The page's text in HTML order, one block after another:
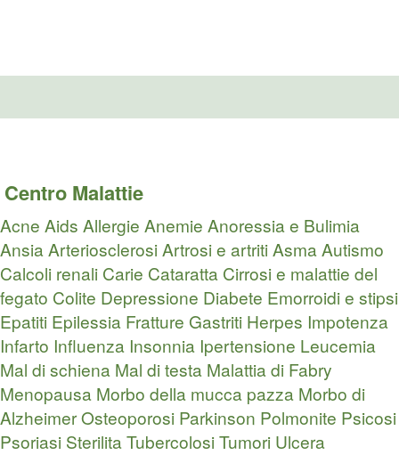
Centro Malattie
Acne Aids Allergie Anemie Anoressia e Bulimia
AnsiaArteriosclerosiArtrosi e artritiAsmaAutismo
Calcoli renali Carie Cataratta Cirrosi e malattie del
fegato Colite Depressione Diabete Emorroidi e stipsi
Epatiti Epilessia Fratture Gastriti Herpes Impotenza
Infarto Influenza Insonnia Ipertensione Leucemia
Mal di schiena Mal di testa Malattia di Fabry
Menopausa Morbo della mucca pazza Morbo di
AlzheimerOsteoporosi Parkinson Polmonite Psicosi
Psoriasi SterilitaTubercolosiTumori Ulcera